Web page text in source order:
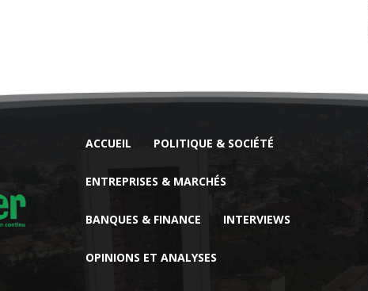
ACCUEIL POLITIQUE & SOCIÉTÉ
ENTREPRISES & MARCHÉS
BANQUES & FINANCE INTERVIEWS
OPINIONS ET ANALYSES